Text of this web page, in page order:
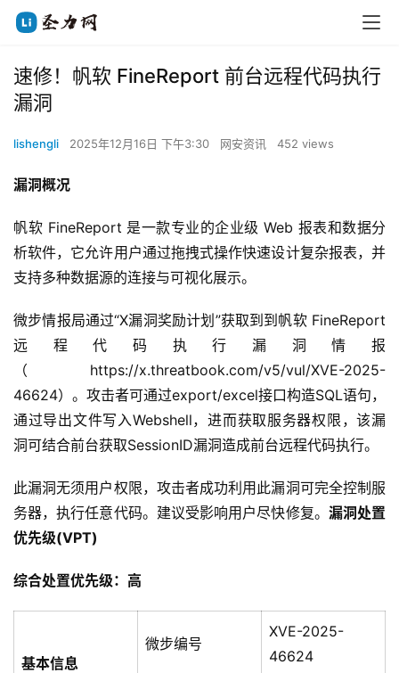
速修！帆软 FineReport 前台远程代码执行
漏洞
lishengli 2025年12月16日 下午3:30 网安资讯 452 views
漏洞概况
帆软 FineReport 是一款专业的企业级 Web 报表和数据分
析软件，它允许用户通过拖拽式操作快速设计复杂报表，并
支持多种数据源的连接与可视化展示。
微步情报局通过“X漏洞奖励计划”获取到到帆软 FineReport
远程代码执行漏洞情报
（https://x.threatbook.com/v5/vul/XVE-2025-
46624）。攻击者可通过export/excel接口构造SQL语句，
通过导出文件写入Webshell，进而获取服务器权限，该漏
洞可结合前台获取SessionID漏洞造成前台远程代码执行。
此漏洞无须用户权限，攻击者成功利用此漏洞可完全控制服
务器，执行任意代码。建议受影响用户尽快修复。 漏洞处置
优先级(VPT)
综合处置优先级：高
基本信息
微步编号
XVE-2025-
46624